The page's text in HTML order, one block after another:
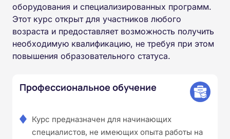
оборудования и специализированных программ.
Этот курс открыт для участников любого
возраста и предоставляет возможность получить
необходимую квалификацию, не требуя при этом
повышения образовательного статуса.
Профессиональное обучение
Курс предназначен для начинающих
специалистов, не имеющих опыта работы на